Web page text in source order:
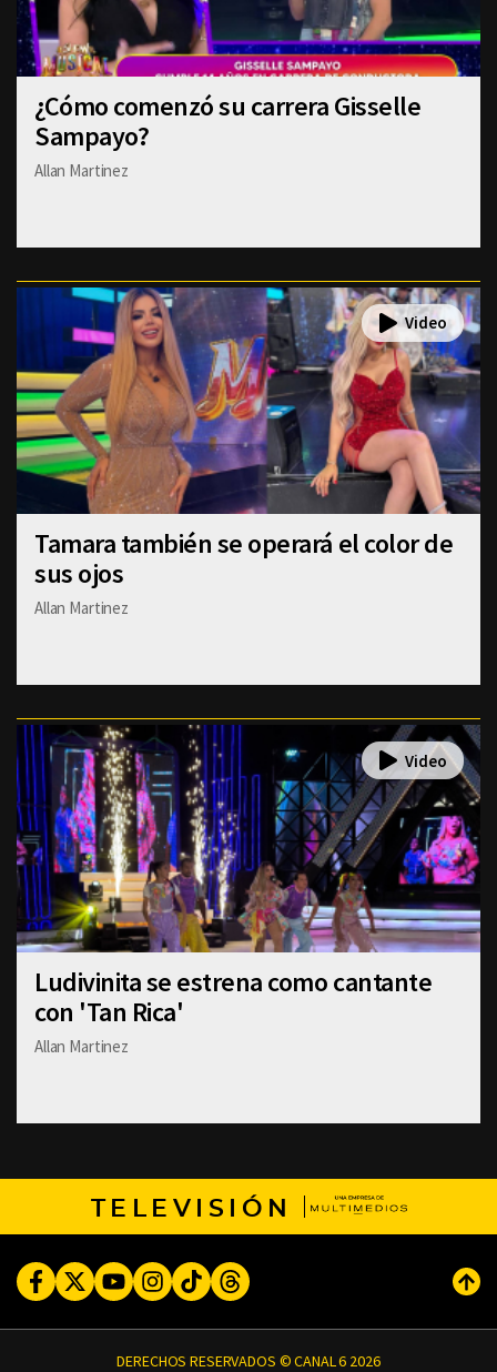
¿Cómo comenzó su carrera Gisselle
Sampayo?
Allan Martinez
Tamara también se operará el color de
sus ojos
Allan Martinez
Ludivinita se estrena como cantante
con 'Tan Rica'
Allan Martinez
TELEVISIÓN
FacebookTwitterYoutubeInstagram
TikTokThreads
DERECHOS RESERVADOS © CANAL 6 2026